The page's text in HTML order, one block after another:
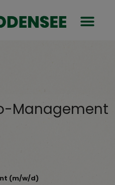
Management
(m/w/d)